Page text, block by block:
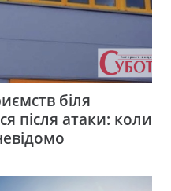
біля
після атаки: коли